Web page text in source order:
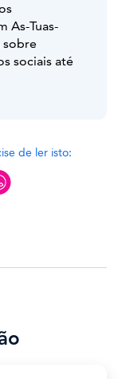
As-Tuas-
sobre
sociais até
de ler isto: